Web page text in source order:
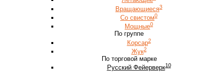
Вращающиеся3
Со свистом0
Мощные0
По группе
Корсар2
Жук2
По торговой марке
Русский Фейерверк10